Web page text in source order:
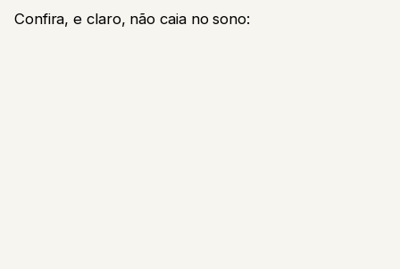
Confira, e claro, não caia no sono: